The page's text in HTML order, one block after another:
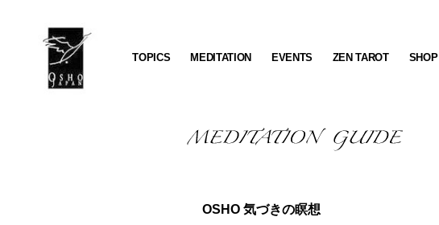
TOPICS MEDITATION EVENTS ZEN TAROT SHOP
OSHO 気づきの瞑想